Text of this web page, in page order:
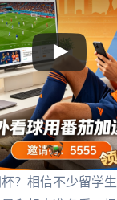
？相信不少留学